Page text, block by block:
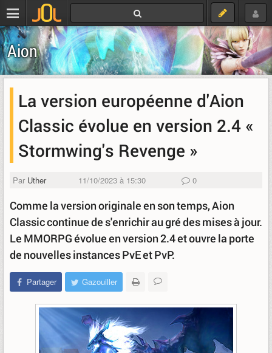
Aion
La version européenne d'Aion
Classic évolue en version 2.4 «
Stormwing's Revenge »
Par Uther 11/10/2023 à 15:30 0
Comme la version originale en son temps, Aion
Classic continue de s'enrichir au gré des mises à jour.
Le MMORPG évolue en version 2.4 et ouvre la porte
de nouvelles instances PvE et PvP.
Partager Gazouiller